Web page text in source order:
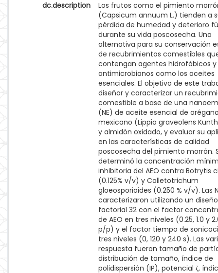
dc.description
Los frutos como el pimiento
(Capsicum annuum L.) tienden a
pérdida de humedad y deterioro
durante su vida poscosecha. Una
alternativa para su conservación
de recubrimientos comestibles
contengan agentes hidrofóbicos y
antimicrobianos como los aceites
esenciales. El objetivo de este
diseñar y caracterizar un
comestible a base de una
(NE) de aceite esencial de
mexicano (Lippia graveolens
y almidón oxidado, y evaluar su
en las características de calidad
poscosecha del pimiento morrón.
determinó la concentración
inhibitoria del AEO contra Botrytis
(0.125% v/v) y Colletotrichum
gloeosporioides (0.250 % v/v). Las
caracterizaron utilizando un diseño
factorial 32 con el factor
de AEO en tres niveles (0.25, 1.0 y
p/p) y el factor tiempo de
tres niveles (0, 120 y 240 s). Las
respuesta fueron tamaño de
distribución de tamaño, índice de
polidispersión (IP), potencial ζ,